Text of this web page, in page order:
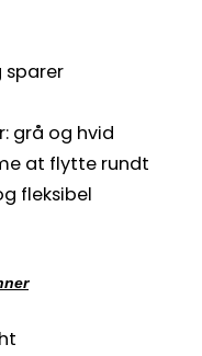
sparer
grå og hvid
at flytte rundt
fleksibel